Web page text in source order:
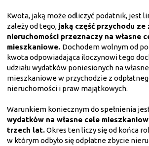
Kwota, jaką może odliczyć podatnik, jest
zależy od tego, jaką część przychodu ze
nieruchomości przeznaczy na własne
mieszkaniowe. Dochodem wolnym od
kwota odpowiadająca iloczynowi tego
udziału wydatków poniesionych na
mieszkaniowe w przychodzie z
nieruchomości i praw majątkowych.
Warunkiem koniecznym do spełnienia
wydatków na własne cele
trzech lat.Okres ten liczy się od końca
w którym odbyło się odpłatne zbycie